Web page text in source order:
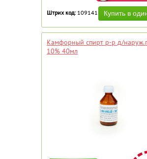
Штрих код: 109141
Камфорный спирт р-р д/
10% 40мл